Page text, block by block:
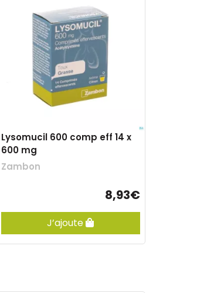
Lysomucil 600 comp eff 14 x
600 mg
Zambon
8,93€
J’ajoute